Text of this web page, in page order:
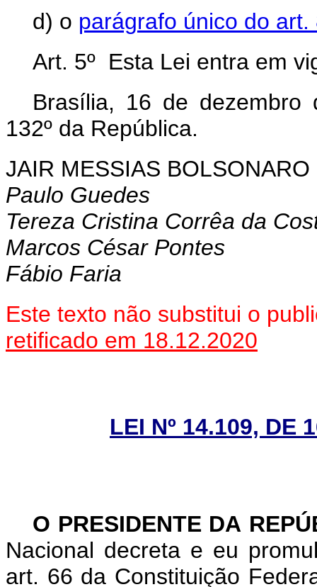
d) o parágrafo único do art.
Art. 5º Esta Lei entra em
Brasília, 16 de dezembro
132º da República.
JAIR MESSIAS BOLSONARO
Paulo Guedes
Tereza Cristina Corrêa da
Marcos César Pontes
Fábio Faria
Este texto não substitui o
retificado em 18.12.2020
LEI Nº 14.109, DE
O PRESIDENTE DA
Nacional decreta e eu
art. 66 da Constituição